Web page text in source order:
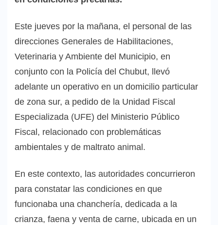
Este jueves por la mañana, el personal de las
direcciones Generales de Habilitaciones,
Veterinaria y Ambiente del Municipio, en
conjunto con la Policía del Chubut, llevó
adelante un operativo en un domicilio particular
de zona sur, a pedido de la Unidad Fiscal
Especializada (UFE) del Ministerio Público
Fiscal, relacionado con problemáticas
ambientales y de maltrato animal.
En este contexto, las autoridades concurrieron
para constatar las condiciones en que
funcionaba una chanchería, dedicada a la
crianza, faena y venta de carne, ubicada en un